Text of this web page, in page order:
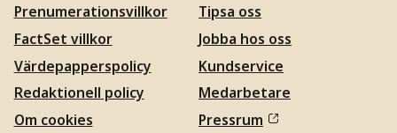
Prenumerationsvillkor
FactSet villkor
Värdepapperspolicy
Redaktionell policy
Om cookies
Tipsa oss
Jobba hos oss
Kundservice
Medarbetare
Pressrum